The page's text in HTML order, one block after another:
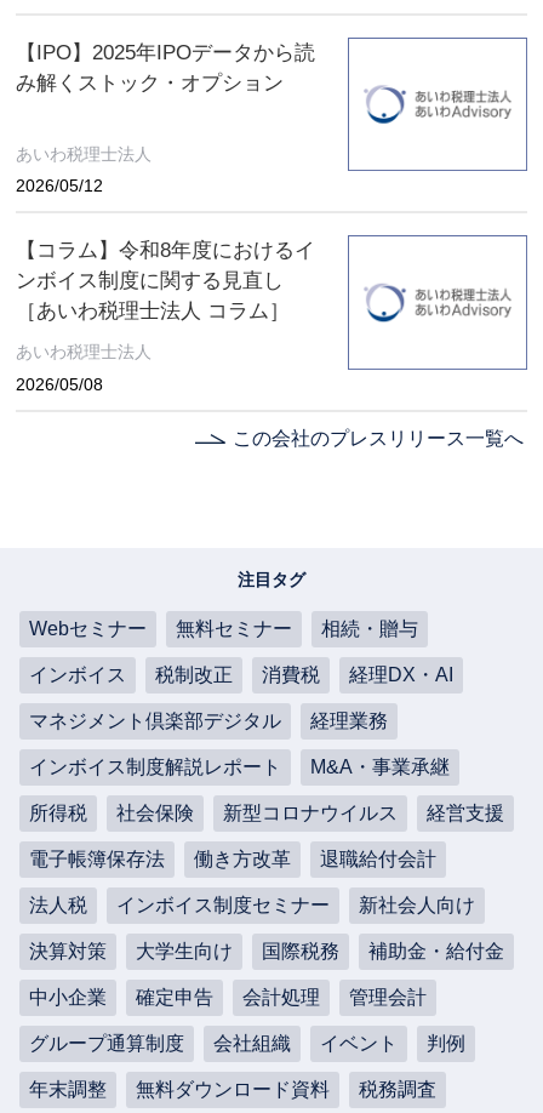
【IPO】2025年IPOデータから読
み解くストック・オプション
あいわ税理士法人
2026/05/12
【コラム】令和8年度におけるイ
ンボイス制度に関する見直し
［あいわ税理士法人 コラム］
あいわ税理士法人
2026/05/08
この会社のプレスリリース一覧へ
注目タグ
Webセミナー 無料セミナー 相続・贈与
インボイス 税制改正 消費税 経理DX・AI
マネジメント倶楽部デジタル 経理業務
インボイス制度解説レポート M&A・事業承継
所得税 社会保険 新型コロナウイルス 経営支援
電子帳簿保存法 働き方改革 退職給付会計
法人税 インボイス制度セミナー 新社会人向け
決算対策 大学生向け 国際税務 補助金・給付金
中小企業 確定申告 会計処理 管理会計
グループ通算制度 会社組織 イベント 判例
年末調整 無料ダウンロード資料 税務調査